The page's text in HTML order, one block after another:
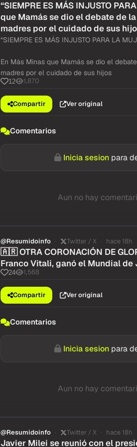
“SIEMPRE ES MÁS INJUSTO
que Mamás se dio el debate de
madres por el cuidado de sus
“SIEMPRE ES MÁS INJUSTO PARA LA
En Más Minas que Mamás se dio el
madres por el cuidado de sus hijos
12 1,870
Compartir Ver original
Comentarios
Inicia sesion para
Aun no hay
@Resumidoinfo Twitter / X hace 18h
🇦🇷 OTRA CORONACIÓN DE
Franco Vitali, ganó el Mundial
24 1,568
Compartir Ver original
Comentarios
Inicia sesion para
Aun no hay
@Resumidoinfo Twitter / X hace 18h
Javier Milei se reunió con el